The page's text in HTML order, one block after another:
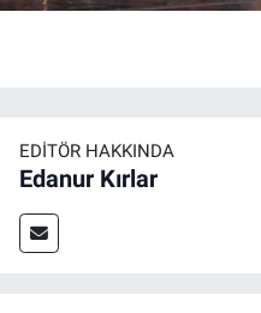
EDITÖR HAKKINDA
Edanur Kırlar